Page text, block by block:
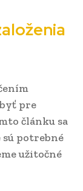
pre
článku sa
potrebné
užitočné